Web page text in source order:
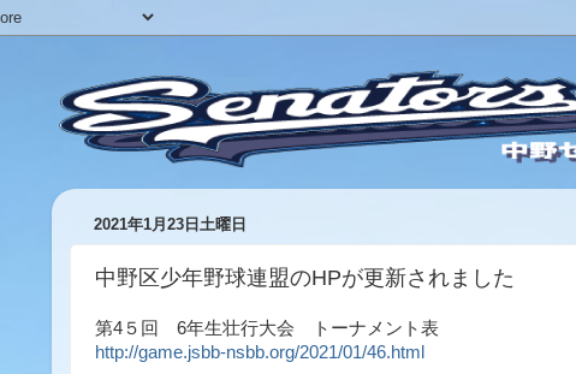
2021年1月23日土曜日
中野区少年野球連盟のHPが更新されました
第4５回 6年生壮行大会 トーナメント表
http://game.jsbb-nsbb.org/2021/01/46.html